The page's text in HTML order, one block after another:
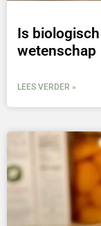
Is
wetenschap
LEES VERDER »